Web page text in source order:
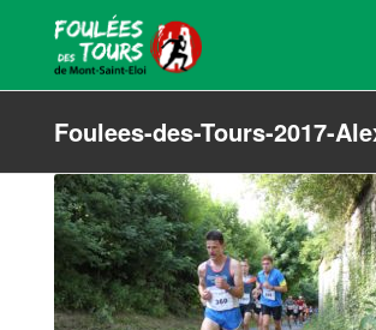
Foulees-des-Tours-2017-